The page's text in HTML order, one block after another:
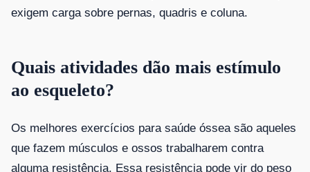
exigem carga sobre pernas, quadris e coluna.
Quais atividades dão mais estímulo
ao esqueleto?
Os melhores exercícios para saúde óssea são aqueles
que fazem músculos e ossos trabalharem contra
alguma resistência. Essa resistência pode vir do peso